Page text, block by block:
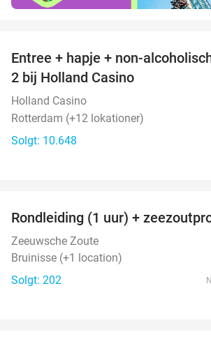
Entree + hapje + non-
2 bij Holland Casino
Holland Casino
Rotterdam (+12 lokationer)
Solgt: 10.648
Rondleiding (1 uur) +
Zeeuwsche Zoute
Bruinisse (+1 location)
Solgt: 202